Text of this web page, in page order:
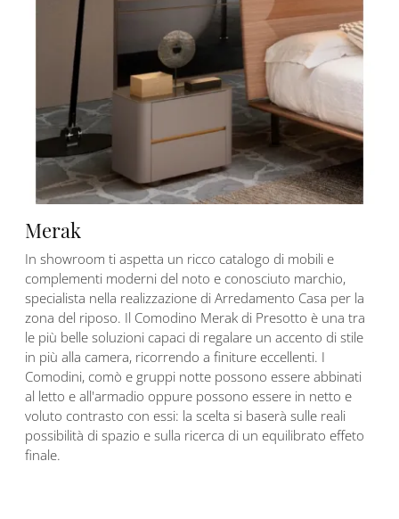
Merak
In showroom ti aspetta un ricco catalogo di mobili e
complementi moderni del noto e conosciuto marchio,
specialista nella realizzazione di Arredamento Casa per la
zona del riposo. Il Comodino Merak di Presotto è una tra
le più belle soluzioni capaci di regalare un accento di stile
in più alla camera, ricorrendo a finiture eccellenti. I
Comodini, comò e gruppi notte possono essere abbinati
al letto e all'armadio oppure possono essere in netto e
voluto contrasto con essi: la scelta si baserà sulle reali
possibilità di spazio e sulla ricerca di un equilibrato effeto
finale.